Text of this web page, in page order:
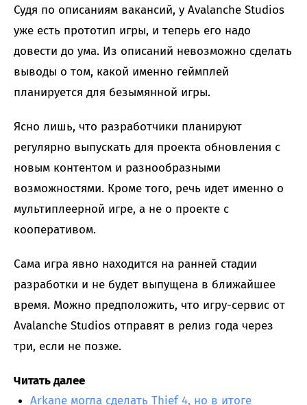
Судя по описаниям вакансий, у Avalanche Studios
уже есть прототип игры, и теперь его надо
довести до ума. Из описаний невозможно сделать
выводы о том, какой именно геймплей
планируется для безымянной игры.
Ясно лишь, что разработчики планируют
регулярно выпускать для проекта обновления с
новым контентом и разнообразными
возможностями. Кроме того, речь идет именно о
мультиплеерной игре, а не о проекте с
кооперативом.
Сама игра явно находится на ранней стадии
разработки и не будет выпущена в ближайшее
время. Можно предположить, что игру-сервис от
Avalanche Studios отправят в релиз года через
три, если не позже.
Читать далее
Arkane могла сделать Thief 4, но в итоге